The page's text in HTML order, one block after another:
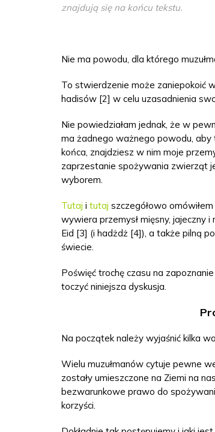
znajdują się na końcu tekstu.
Nie ma powodu, dla którego
To stwierdzenie może zaniepokoić
hadisów [2] w celu uzasadnienia
Nie powiedziałam jednak, że w
ma żadnego ważnego powodu, aby
końca, znajdziesz w nim moje
zaprzestanie spożywania zwierząt
wyborem.
Tutaj i tutaj szczegółowo
wywiera przemysł mięsny, jajeczny
Eid [3] (i hadżdż [4]), a także pilną
świecie.
Poświęć trochę czasu na
toczyć niniejsza dyskusja.
Na początek należy wyjaśnić kilka
Wielu muzułmanów cytuje pewne
zostały umieszczone na Ziemi na
bezwarunkowe prawo do
korzyści.